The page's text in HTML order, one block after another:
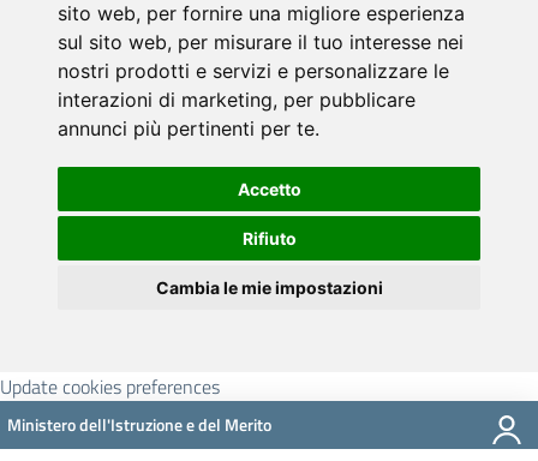
sito web, per fornire una migliore esperienza
sul sito web, per misurare il tuo interesse nei
nostri prodotti e servizi e personalizzare le
interazioni di marketing, per pubblicare
annunci più pertinenti per te.
Accetto
Rifiuto
Cambia le mie impostazioni
Update cookies preferences
Ministero dell'Istruzione e del Merito